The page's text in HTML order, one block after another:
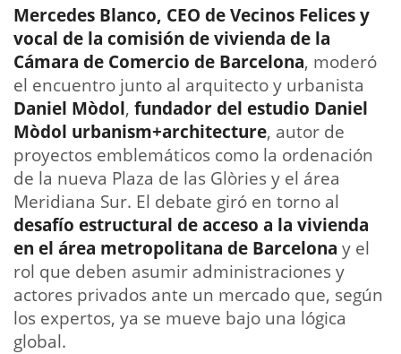
Mercedes Blanco, CEO de Vecinos Felices y
vocal de la comisión de vivienda de la
Cámara de Comercio de Barcelona, moderó
el encuentro junto al arquitecto y urbanista
Daniel Mòdol, fundador del estudio Daniel
Mòdol urbanism+architecture, autor de
proyectos emblemáticos como la ordenación
de la nueva Plaza de las Glòries y el área
Meridiana Sur. El debate giró en torno al
desafío estructural de acceso a la vivienda
en el área metropolitana de Barcelona y el
rol que deben asumir administraciones y
actores privados ante un mercado que, según
los expertos, ya se mueve bajo una lógica
global.